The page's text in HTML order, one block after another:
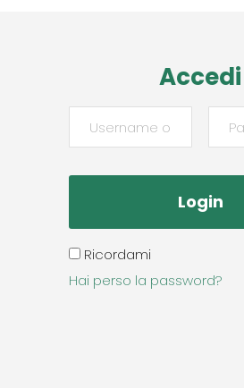
Accedi
Ricordami
Hai perso la password?